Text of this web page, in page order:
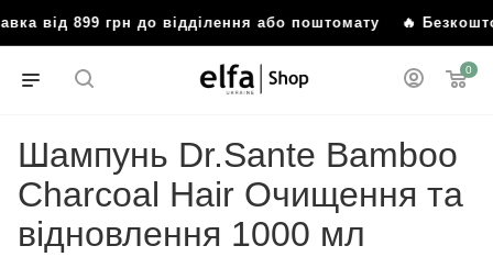
899 грн до відділення або поштомату🔥 Безкоштовна
0
Шампунь Dr.Sante Bamboo
Charcoal Hair Очищення та
відновлення 1000 мл